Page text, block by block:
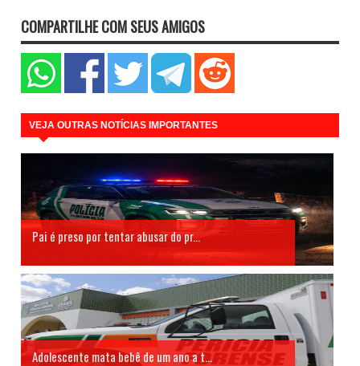
COMPARTILHE COM SEUS AMIGOS
VEJA OUTRAS NOTÍCIAS IMPORTANTES
Pai é preso por tentar abusar do pr...
Adolescente mata bebê de um ano a t...